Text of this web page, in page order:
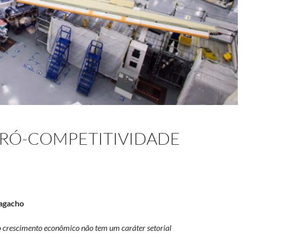
COMPETITIVIDADE
econômico não tem um caráter setorial